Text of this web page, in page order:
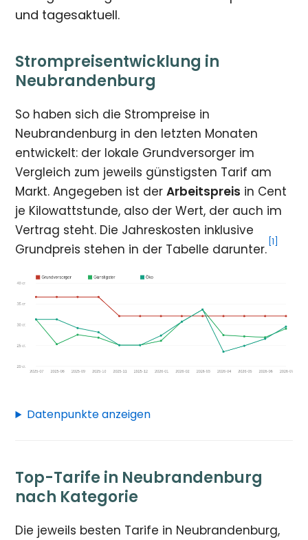
und tagesaktuell.
Strompreisentwicklung in
Neubrandenburg
So haben sich die Strompreise in
Neubrandenburg in den letzten Monaten
entwickelt: der lokale Grundversorger im
Vergleich zum jeweils günstigsten Tarif am
Markt. Angegeben ist derArbeitspreis in Cent
je Kilowattstunde, also der Wert, der auch im
Vertrag steht. Die Jahreskosten inklusive
Grundpreis stehen in der Tabelle darunter. [1]
Datenpunkte anzeigen
Top-Tarife in Neubrandenburg
nach Kategorie
Die jeweils besten Tarife in Neubrandenburg,